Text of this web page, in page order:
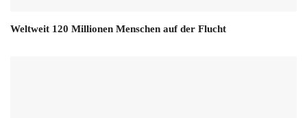
Weltweit 120 Millionen Menschen auf der Flucht